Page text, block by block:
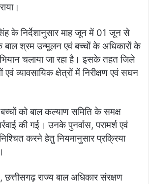
के निर्देशानुसार माह जून में 01 जून से
श्रम उन्मूलन एवं बच्चों के अधिकारों के
चलाया जा रहा है। इसके तहत जिले
एवं व्यावसायिक क्षेत्रों में निरीक्षण एवं सघन
को बाल कल्याण समिति के समक्ष
की गई। उनके पुनर्वास, परामर्श एवं
करने हेतु नियमानुसार प्रक्रिया
राज्य बाल अधिकार संरक्षण